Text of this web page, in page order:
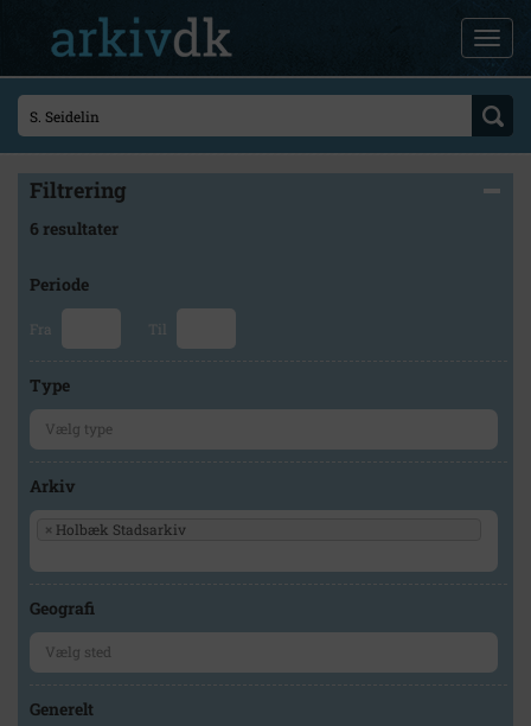
Filtrering
6 resultater
Periode
Fra Til
Type
Arkiv
× Holbæk Stadsarkiv
Geografi
Generelt